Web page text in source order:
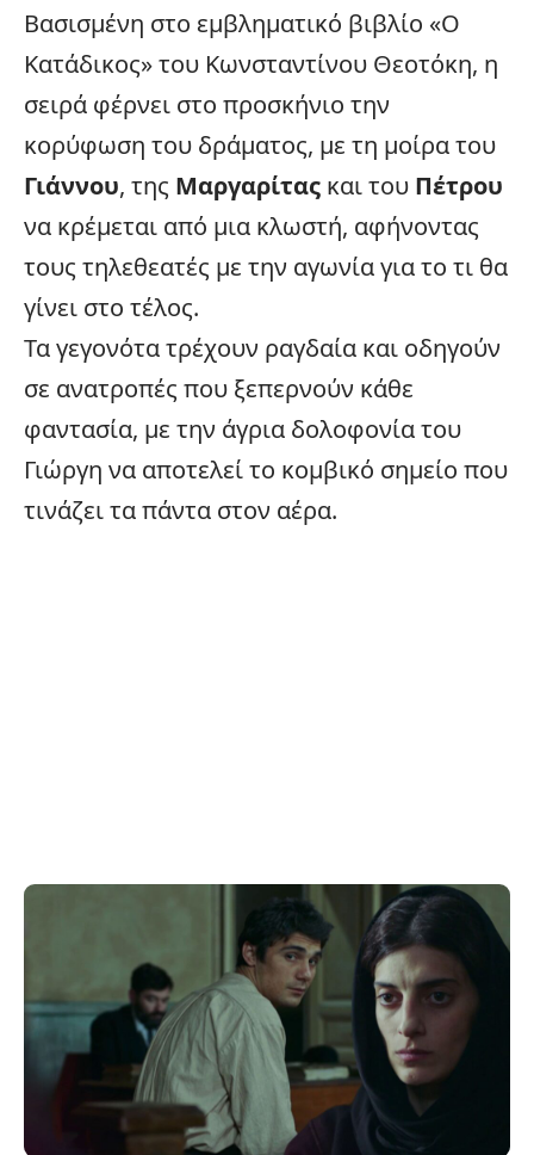
Βασισμένη στο εμβληματικό βιβλίο «Ο
Κατάδικος» του Κωνσταντίνου Θεοτόκη, η
σειρά φέρνει στο προσκήνιο την
κορύφωση του δράματος, με τη μοίρα του
Γιάννου, της Μαργαρίτας και του Πέτρου
να κρέμεται από μια κλωστή, αφήνοντας
τους τηλεθεατές με την αγωνία για το τι θα
γίνει στο τέλος.
Τα γεγονότα τρέχουν ραγδαία και οδηγούν
σε ανατροπές που ξεπερνούν κάθε
φαντασία, με την άγρια δολοφονία του
Γιώργη να αποτελεί το κομβικό σημείο που
τινάζει τα πάντα στον αέρα.